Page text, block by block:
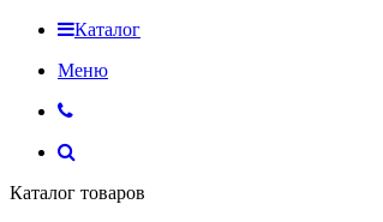
Каталог
Меню
Каталог товаров